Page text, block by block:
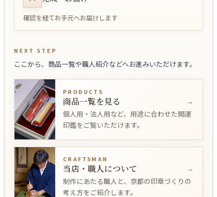
確認を経てお手元へお届けします
NEXT STEP
ここから、商品一覧や職人紹介などへお進みいただけます。
PRODUCTS
商品一覧を見る
個人用・法人用など、用途に合わせた開運
印鑑をご覧いただけます。
CRAFTSMAN
当店・職人について
制作にあたる職人と、京都の印章づくりの
考え方をご紹介します。